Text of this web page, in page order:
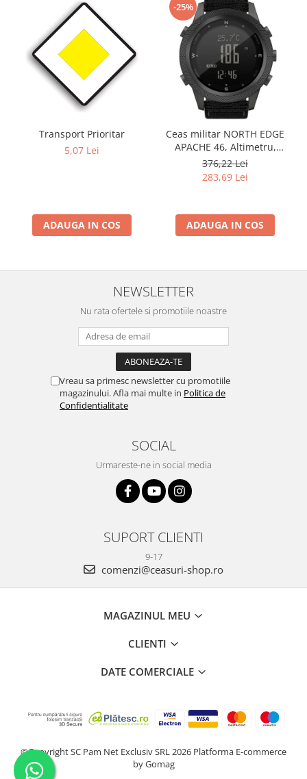
Transport Prioritar
5,07 Lei
ADAUGA IN COS
-25%
Ceas militar NORTH EDGE
APACHE 46, Altimetru,
Barometru, Cronometru,
Termometru, Pedometru,
376,22 Lei
283,69 Lei
ADAUGA IN COS
NEWSLETTER
Nu rata ofertele si promotiile noastre
Vreau sa primesc newsletter cu promotiile
magazinului. Afla mai multe in Politica de
Confidentialitate
SOCIAL
Urmareste-ne in social media
SUPORT CLIENTI
9-17
comenzi@ceasuri-shop.ro
MAGAZINUL MEU
CLIENTI
DATE COMERCIALE
©Copyright SC Pam Net Exclusiv SRL 2026 Platforma E-commerce
by Gomag